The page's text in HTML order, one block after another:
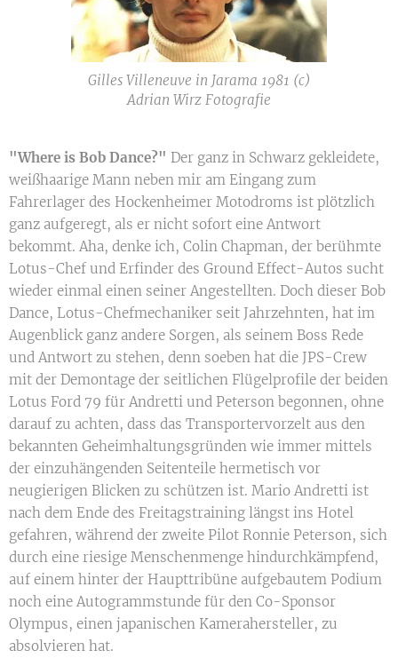
Gilles Villeneuve in Jarama 1981 (c)
Adrian Wirz Fotografie
"Where is Bob Dance?" Der ganz in Schwarz gekleidete,
weißhaarige Mann neben mir am Eingang zum
Fahrerlager des Hockenheimer Motodroms ist plötzlich
ganz aufgeregt, als er nicht sofort eine Antwort
bekommt. Aha, denke ich, Colin Chapman, der berühmte
Lotus-Chef und Erfinder des Ground Effect-Autos sucht
wieder einmal einen seiner Angestellten. Doch dieser Bob
Dance, Lotus-Chefmechaniker seit Jahrzehnten, hat im
Augenblick ganz andere Sorgen, als seinem Boss Rede
und Antwort zu stehen, denn soeben hat die JPS-Crew
mit der Demontage der seitlichen Flügelprofile der beiden
Lotus Ford 79 für Andretti und Peterson begonnen, ohne
darauf zu achten, dass das Transportervorzelt aus den
bekannten Geheimhaltungsgründen wie immer mittels
der einzuhängenden Seitenteile hermetisch vor
neugierigen Blicken zu schützen ist. Mario Andretti ist
nach dem Ende des Freitagstraining längst ins Hotel
gefahren, während der zweite Pilot Ronnie Peterson, sich
durch eine riesige Menschenmenge hindurchkämpfend,
auf einem hinter der Haupttribüne aufgebautem Podium
noch eine Autogrammstunde für den Co-Sponsor
Olympus, einen japanischen Kamerahersteller, zu
absolvieren hat.